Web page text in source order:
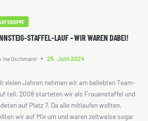
STAFFEL-LAUF – WIR WAREN DABEI!
Ina Oschmann 25. Juni 2024
vielen Jahren nehmen wir am beliebten Team-
teil. 2008 starteten wir als Frauenstaffel und
auf Platz 7. Da alle mitlaufen wollten,
wir auf Mix um und waren zeitweise sogar